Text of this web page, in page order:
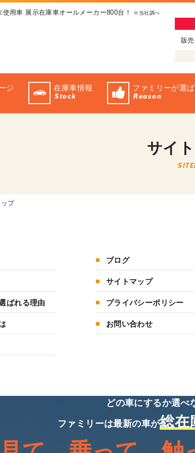
用車 展示在庫車オールメーカー800台！ ※当社調べ
販
ジ
在庫車情報
Stock
ファミリーが選
Reason
サイ
プ
ばれる理由
ブログ
サイトマップ
プライバシーポリシー
お問い合わせ
どの車にするか選べ
ファミリーは最新の車が総在